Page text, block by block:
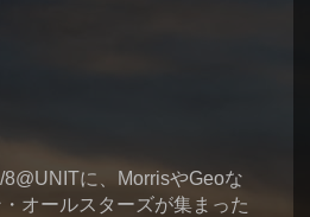
に、MorrisやGeoな
オールスターズが集まった